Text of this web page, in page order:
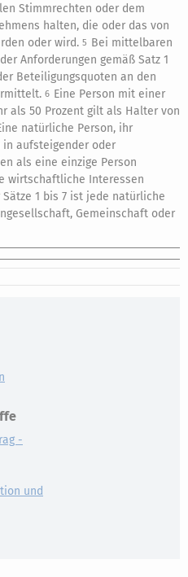
Stimmrechten oder dem
halten, die oder das von
oder wird. 5 Bei mittelbaren
Anforderungen gemäß Satz 1
Beteiligungsquoten an den
6 Eine Person mit einer
als 50 Prozent gilt als Halter von
natürliche Person, ihr
in aufsteigender oder
als eine einzige Person
wirtschaftliche Interessen
1 bis 7 ist jede natürliche
Gemeinschaft oder
-
und